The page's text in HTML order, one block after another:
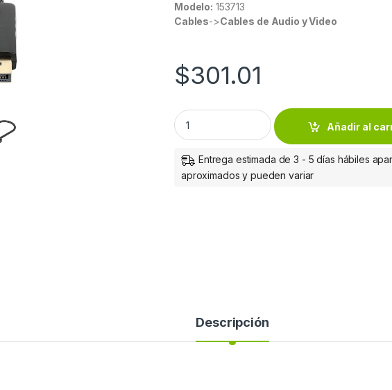
Modelo: 153713
Cables->Cables de Audio y Video
$301.01
ADAPTADOR DISPLAYPORT M A HDMI H
Añadir al
Entrega estimada de 3 - 5 días hábiles
aproximados y pueden variar
Descripción